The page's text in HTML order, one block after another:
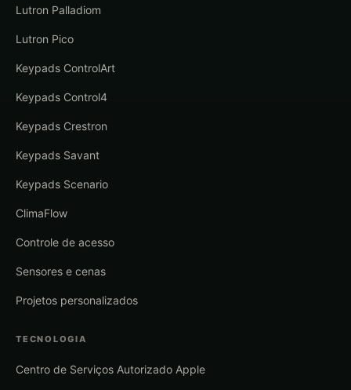
Lutron Palladiom
Lutron Pico
Keypads ControlArt
Keypads Control4
Keypads Crestron
Keypads Savant
Keypads Scenario
ClimaFlow
Controle de acesso
Sensores e cenas
Projetos personalizados
TECNOLOGIA
Centro de Serviços Autorizado Apple